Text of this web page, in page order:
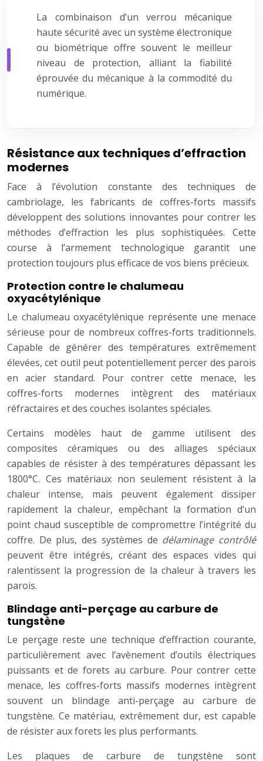
La combinaison d’un verrou mécanique
haute sécurité avec un système électronique
ou biométrique offre souvent le meilleur
niveau de protection, alliant la fiabilité
éprouvée du mécanique à la commodité du
numérique.
Résistance aux techniques d’effraction
modernes
Face à l’évolution constante des techniques de
cambriolage, les fabricants de coffres-forts massifs
développent des solutions innovantes pour contrer les
méthodes d’effraction les plus sophistiquées. Cette
course à l’armement technologique garantit une
protection toujours plus efficace de vos biens précieux.
Protection contre le chalumeau
oxyacétylénique
Le chalumeau oxyacétylénique représente une menace
sérieuse pour de nombreux coffres-forts traditionnels.
Capable de générer des températures extrêmement
élevées, cet outil peut potentiellement percer des parois
en acier standard. Pour contrer cette menace, les
coffres-forts modernes intègrent des matériaux
réfractaires et des couches isolantes spéciales.
Certains modèles haut de gamme utilisent des
composites céramiques ou des alliages spéciaux
capables de résister à des températures dépassant les
1800°C. Ces matériaux non seulement résistent à la
chaleur intense, mais peuvent également dissiper
rapidement la chaleur, empêchant la formation d’un
point chaud susceptible de compromettre l’intégrité du
coffre. De plus, des systèmes de délaminage contrôlé
peuvent être intégrés, créant des espaces vides qui
ralentissent la progression de la chaleur à travers les
parois.
Blindage anti-perçage au carbure de
tungstène
Le perçage reste une technique d’effraction courante,
particulièrement avec l’avènement d’outils électriques
puissants et de forets au carbure. Pour contrer cette
menace, les coffres-forts massifs modernes intègrent
souvent un blindage anti-perçage au carbure de
tungstène. Ce matériau, extrêmement dur, est capable
de résister aux forets les plus performants.
Les plaques de carbure de tungstène sont